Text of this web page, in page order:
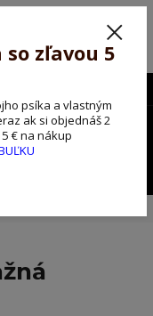
v tomto období máme
ospravedlnenie.
s kódom pozorpes5 !!!
0,00 EUR
zľavou 5
psíka a vlastným
ak si objednáš 2
€ na nákup